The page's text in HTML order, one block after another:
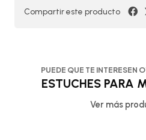
Compartir este producto
PUEDE QUE TE INTERESEN
ESTUCHES PARA
Ver más